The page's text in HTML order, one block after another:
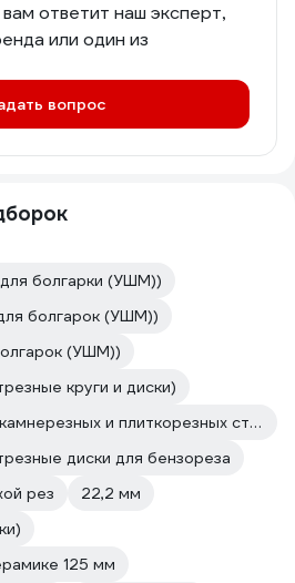
ответит наш эксперт,
или один из
вопрос
болгарки (УШМ))
болгарок (УШМ))
(УШМ))
круги и диски)
Принадлежности для камнерезных и плиткорезных станков
диски для бензореза
рез
22,2 мм
125 мм